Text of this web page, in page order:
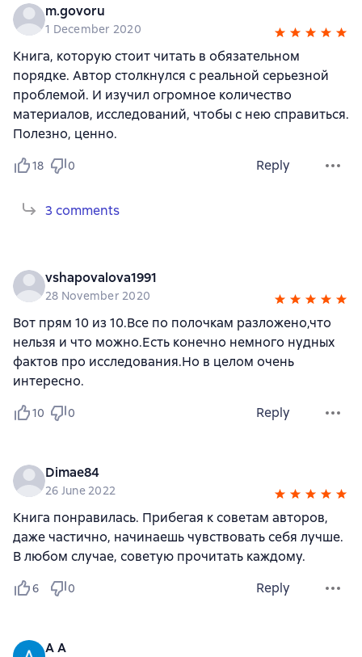
m.govoru
1 December 2020
Книга, которую стоит читать в обязательном
порядке. Автор столкнулся с реальной серьезной
проблемой. И изучил огромное количество
материалов, исследований, чтобы с нею справиться.
Полезно, ценно.
18 0 Reply
3 comments
vshapovalova1991
28 November 2020
Вот прям 10 из 10.Все по полочкам разложено,что
нельзя и что можно.Есть конечно немного нудных
фактов про исследования.Но в целом очень
интересно.
10 0 Reply
Dimae84
26 June 2022
Книга понравилась. Прибегая к советам авторов,
даже частично, начинаешь чувствовать себя лучше.
В любом случае, советую прочитать каждому.
6 0 Reply
А А